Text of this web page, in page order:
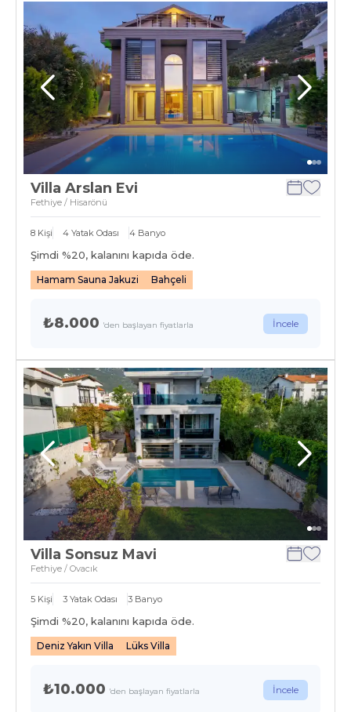
Villa Arslan Evi
Fethiye / Hisarönü
8 Kişi 4 Yatak Odası 4 Banyo
Şimdi %20, kalanını kapıda öde.
Hamam Sauna Jakuzi Bahçeli
₺8.000 'den başlayan fiyatlarla İncele
Villa Sonsuz Mavi
Fethiye / Ovacık
5 Kişi 3 Yatak Odası 3 Banyo
Şimdi %20, kalanını kapıda öde.
Deniz Yakın Villa Lüks Villa
₺10.000 'den başlayan fiyatlarla İncele